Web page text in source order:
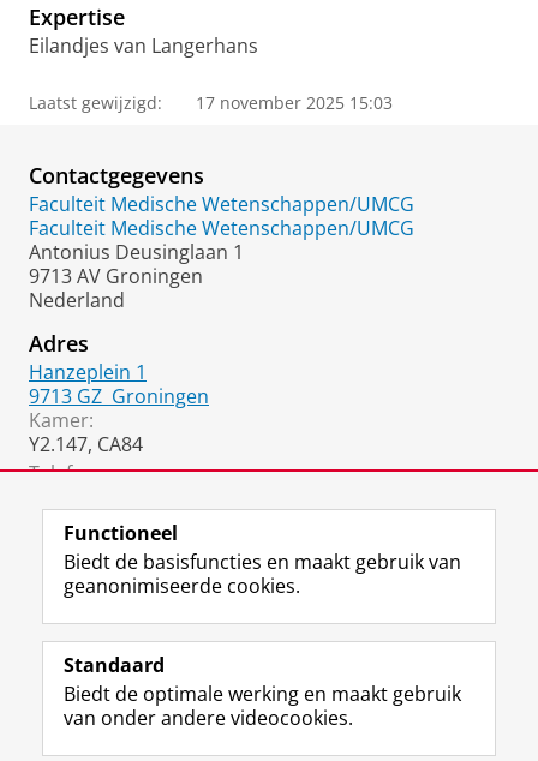
t
a
Expertise
Eilandjes van Langerhans
Laatst gewijzigd: 17 november 2025 15:03
Contactgegevens
Faculteit Medische Wetenschappen/UMCG
Faculteit Medische Wetenschappen/UMCG
Antonius Deusinglaan 1
9713 AV Groningen
Nederland
Adres
Hanzeplein 1
9713 GZ Groningen
Kamer:
Y2.147, CA84
Telefoon:
Volg de RUG
F
a
e
b
L
i
k
e
R
S
-
f
I
n
t
Y
o
T
Studiekiezers
Functioneel
Biedt de basisfuncties en maakt gebruik van
geanonimiseerde cookies.
Standaard
Biedt de optimale werking en maakt gebruik
van onder andere videocookies.